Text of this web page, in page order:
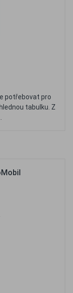
potřebovat pro
tabulku. Z